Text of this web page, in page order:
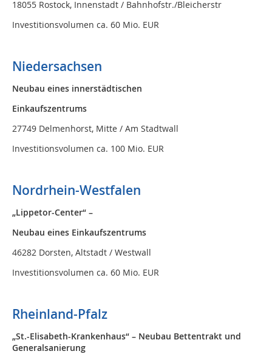
18055 Rostock, Innenstadt / Bahnhofstr./Bleicherstr
Investitionsvolumen ca. 60 Mio. EUR
Niedersachsen
Neubau eines innerstädtischen
Einkaufszentrums
27749 Delmenhorst, Mitte / Am Stadtwall
Investitionsvolumen ca. 100 Mio. EUR
Nordrhein-Westfalen
„Lippetor-Center“ –
Neubau eines Einkaufszentrums
46282 Dorsten, Altstadt / Westwall
Investitionsvolumen ca. 60 Mio. EUR
Rheinland-Pfalz
„St.-Elisabeth-Krankenhaus“ – Neubau Bettentrakt und
Generalsanierung